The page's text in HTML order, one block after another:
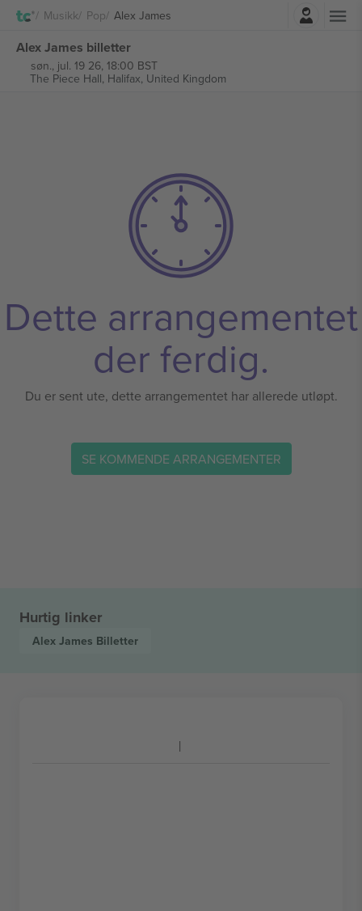
Musikk Pop Alex James
Alex James billetter
søn., jul. 19 26, 18:00 BST
The Piece Hall, Halifax, United Kingdom
Dette arrangementet
der ferdig.
Du er sent ute, dette arrangementet har allerede utløpt.
SE KOMMENDE ARRANGEMENTER
Hurtig linker
Alex James Billetter